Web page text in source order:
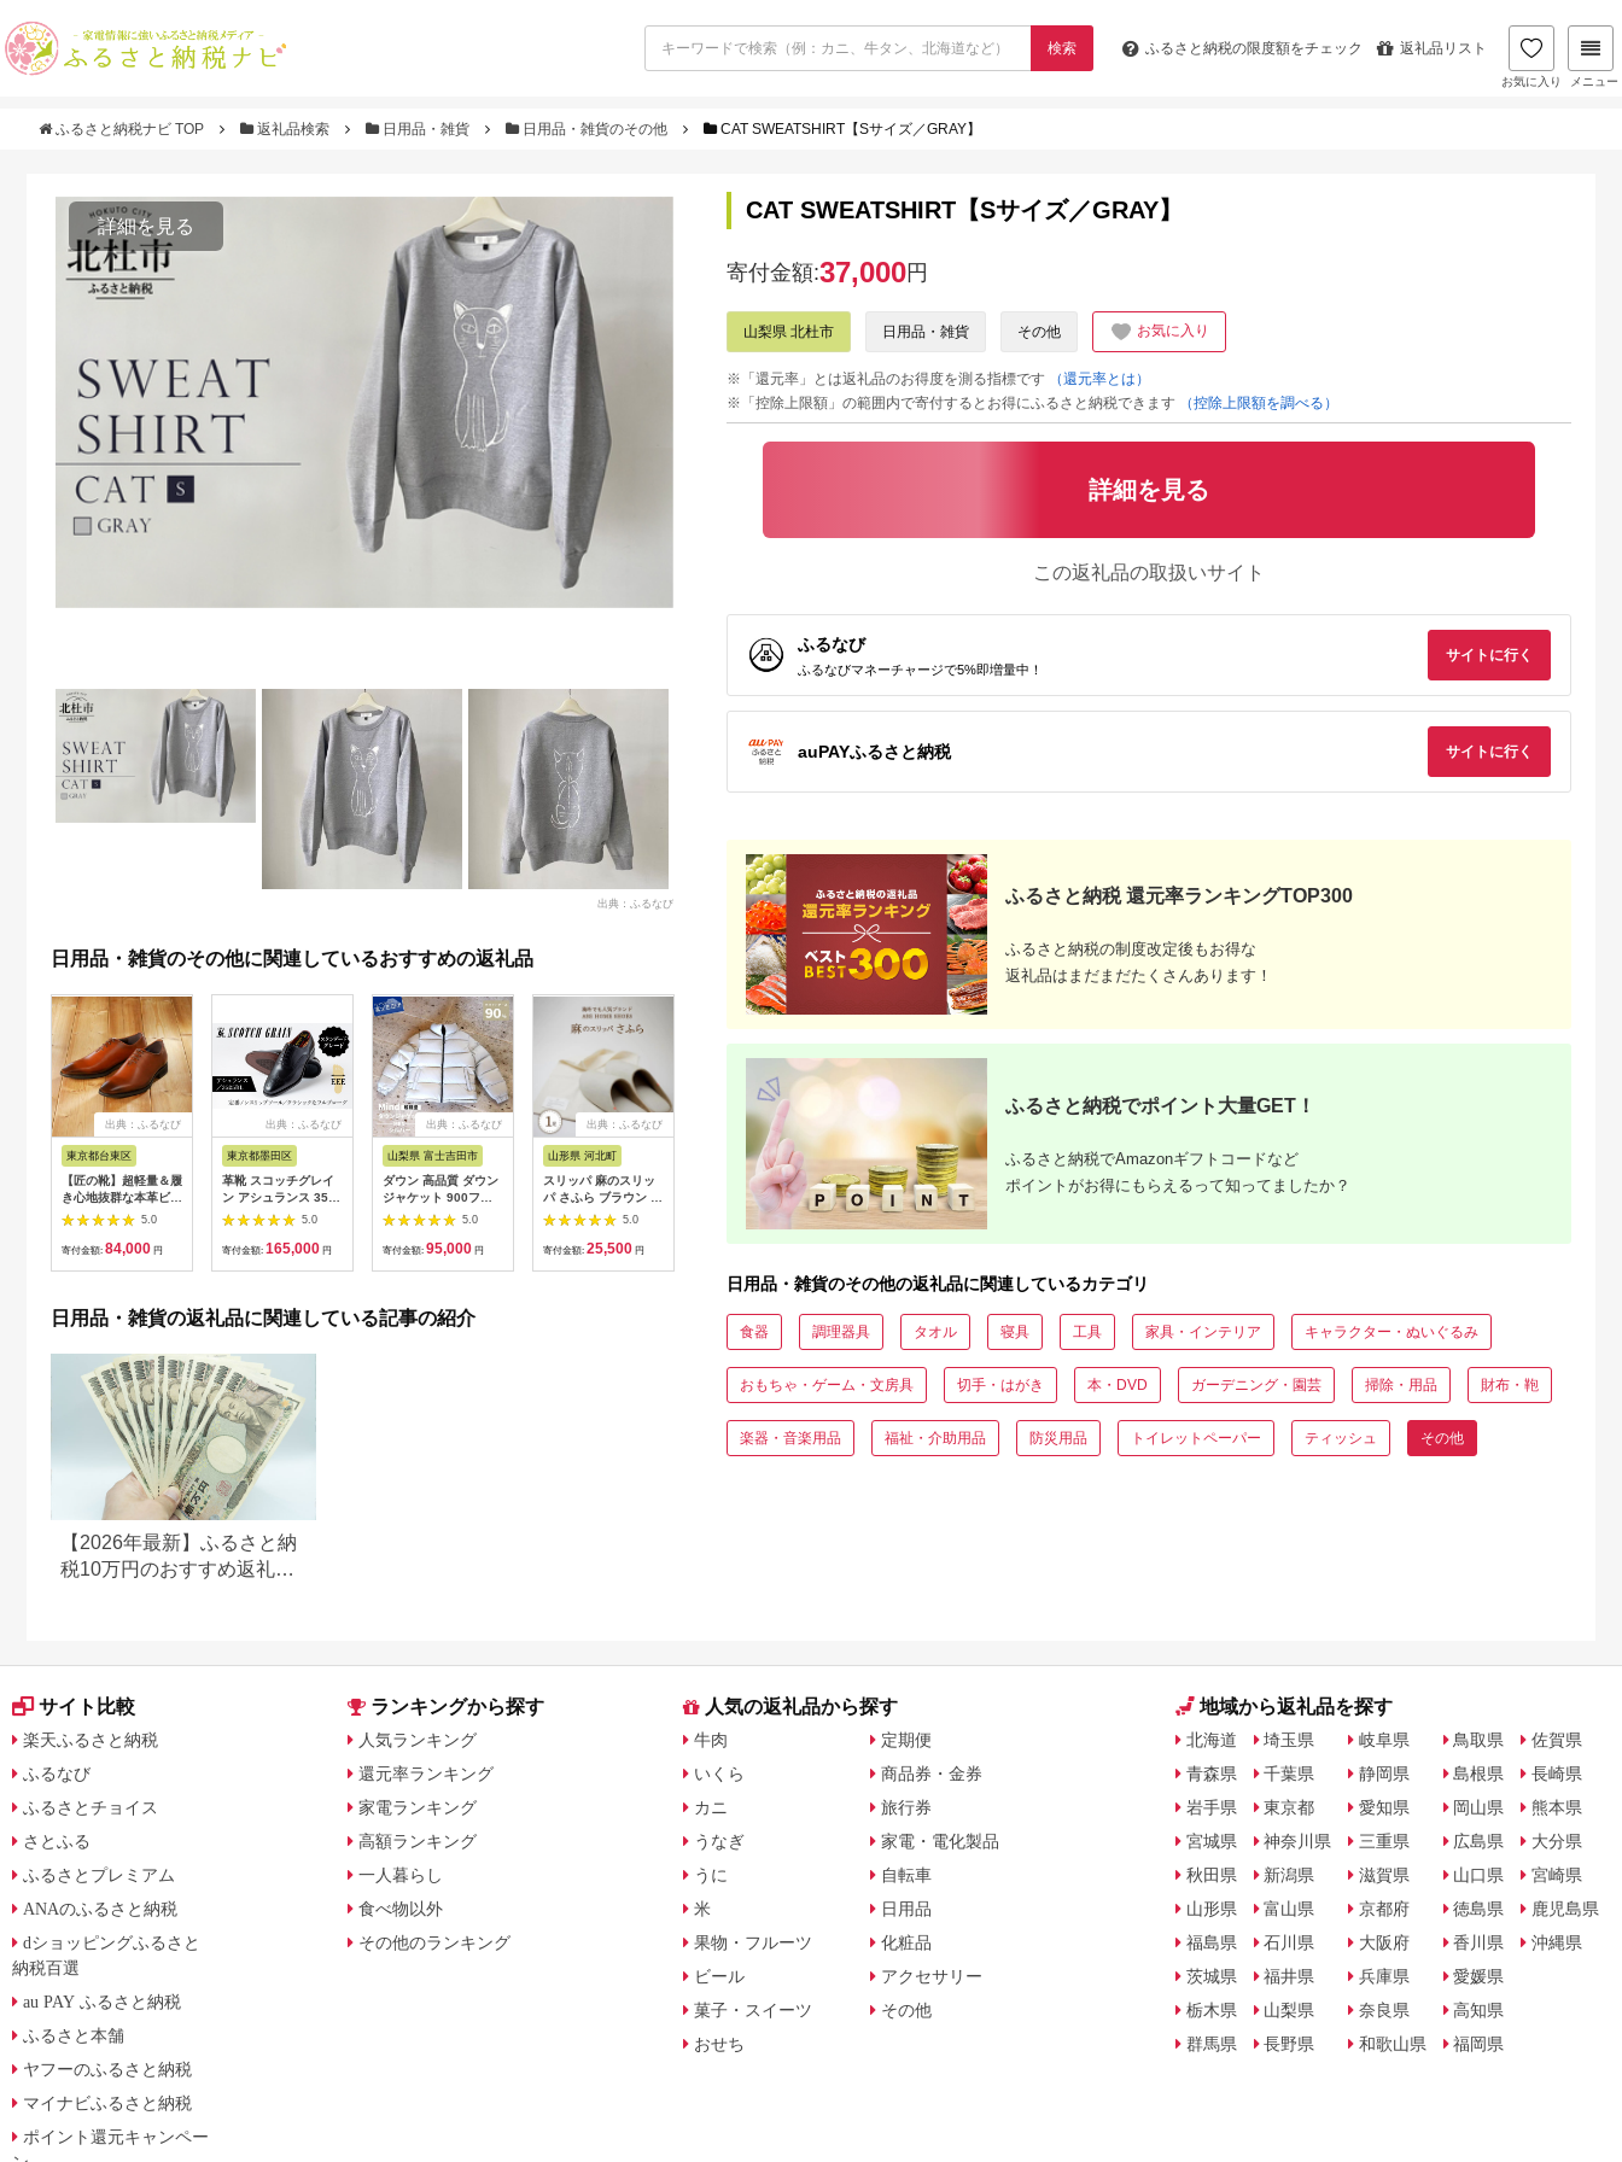
検索 ふるさと納税の限度額をチェック 返礼品リスト
お気に入り メニュー
ふるさと納税ナビ TOP 返礼品検索 日用品・雑貨 日用品・雑貨のその他 CAT SWEATSHIRT【Sサイズ／GRAY】
詳細を見る
出典：ふるなび
日用品・雑貨のその他に関連しているおすすめの返礼品
出典：ふるなび
東京都台東区
【匠の靴】超軽量＆履
き心地抜群な本革ビジ
ネスシューズAF-
24.5cm、カラー：ブ
5.0
寄付金額: 84,000 円
出典：ふるなび
東京都墨田区
革靴 スコッチグレイ
ン アシュランス 3525
革靴 25.5cm
5.0
寄付金額: 165,000 円
出典：ふるなび
山梨県 富士吉田市
ダウン 高品質 ダウン
ジャケット 900フィ
ルパワー メンズ 日本
製 Mind 超軽量 羽毛
Lサイズ シルバー ダ
5.0
寄付金額: 95,000 円
出典：ふるなび
山形県 河北町
スリッパ 麻のスリッ
パ さふら ブラウン L
1足 スリッパ
5.0
寄付金額: 25,500 円
出典：ふるなび
兵庫県 神戸市
【五つ星ひょうご認
定】【職人手作り】
100歳まで歩ける足を
目指して！ トレーニ
ングスリッパ グーパ
シリーズ
20,000
出典：ふるなび
山形県 寒河江市
【グンゼ 快適工房】
半袖肌着 男性用 V首
ホワイト Sサイズ（3
枚セット） 012-H-
GZ001-VS12,000
東京都台東区
【牛革】メンズビジネ
スベルト（カラー：ブ
37,000
奈良県 大和郡山市
革靴 メンズ 紳士靴 本
革 カジュアルシュー
ル 日本製 スリッポン
山市 奈良県 BN003
27.0cm
70,000
【UTOカシミヤ】天
40,000
物_装飾品・工芸品 織
120,000
日用品・雑貨の返礼品に関連している記事の紹介
【2026年最新】ふるさと納
税10万円のおすすめ返礼品
CAT SWEATSHIRT【Sサイズ／GRAY】
寄付金額:37,000円
山梨県 北杜市 日用品・雑貨 その他 お気に入り
※「還元率」とは返礼品のお得度を測る指標です
（還元率とは）
※「控除上限額」の範囲内で寄付するとお得にふるさと納税できます
（控除上限額を調べる）
詳細を見る
この返礼品の取扱いサイト
ふるなび
ふるなびマネーチャージで5%即増量中！
サイトに行く
auPAYふるさと納税 サイトに行く
ふるさと納税 還元率ランキングTOP300
ふるさと納税の制度改定後もお得な
返礼品はまだまだたくさんあります！
ふるさと納税でポイント大量GET！
ふるさと納税でAmazonギフトコードなど
ポイントがお得にもらえるって知ってましたか？
日用品・雑貨のその他の返礼品に関連しているカテゴリ
食器 調理器具 タオル 寝具 工具 家具・インテリア キャラクター・ぬいぐるみ
おもちゃ・ゲーム・文房具 切手・はがき 本・DVD ガーデニング・園芸 掃除・用品 財布・鞄
楽器・音楽用品 福祉・介助用品 防災用品 トイレットペーパー ティッシュ その他
サイト比較
楽天ふるさと納税
ふるなび
ふるさとチョイス
さとふる
ふるさとプレミアム
ANAのふるさと納税
dショッピングふるさと
納税百選
au PAY ふるさと納税
ふるさと本舗
ヤフーのふるさと納税
マイナビふるさと納税
ポイント還元キャンペー
ランキングから探す
人気ランキング
還元率ランキング
家電ランキング
高額ランキング
一人暮らし
食べ物以外
その他のランキング
人気の返礼品から探す
牛肉
いくら
カニ
うなぎ
うに
米
果物・フルーツ
ビール
菓子・スイーツ
おせち
定期便
商品券・金券
旅行券
家電・電化製品
自転車
日用品
化粧品
アクセサリー
その他
地域から返礼品を探す
北海道
青森県
岩手県
宮城県
秋田県
山形県
福島県
茨城県
栃木県
群馬県
埼玉県
千葉県
東京都
神奈川県
新潟県
富山県
石川県
福井県
山梨県
長野県
岐阜県
静岡県
愛知県
三重県
滋賀県
京都府
大阪府
兵庫県
奈良県
和歌山県
鳥取県
島根県
岡山県
広島県
山口県
徳島県
香川県
愛媛県
高知県
福岡県
佐賀県
長崎県
熊本県
大分県
宮崎県
鹿児島県
沖縄県